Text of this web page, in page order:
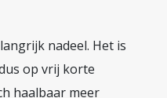
nadeel. Het is
op vrij korte
haalbaar meer